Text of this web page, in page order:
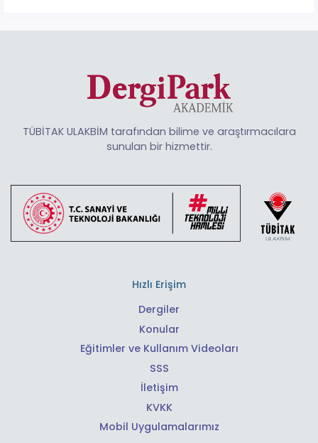
TÜBİTAK ULAKBİM tarafından bilime ve araştırmacılara
sunulan bir hizmettir.
Hızlı Erişim
Dergiler
Konular
Eğitimler ve Kullanım Videoları
SSS
İletişim
KVKK
Mobil Uygulamalarımız